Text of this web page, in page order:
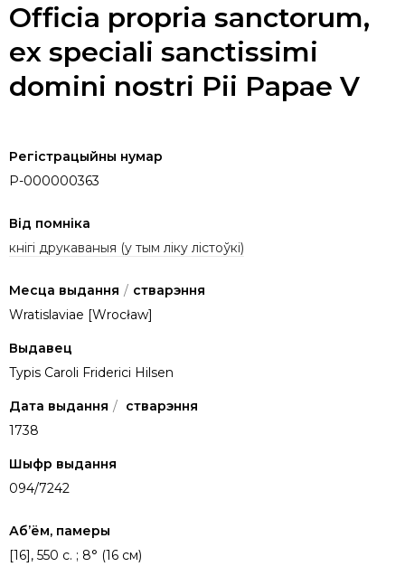
Officia propria sanctorum,
ex speciali sanctissimi
domini nostri Pii Papae V
Регістрацыйны нумар
P-000000363
Від помніка
кнігі друкаваныя (у тым ліку лістоўкі)
Месца выдання / стварэння
Wratislaviae [Wrocław]
Выдавец
Typis Caroli Friderici Hilsen
Дата выдання / стварэння
1738
Шыфр выдання
094/7242
Аб’ём, памеры
[16], 550 c. ; 8° (16 см)